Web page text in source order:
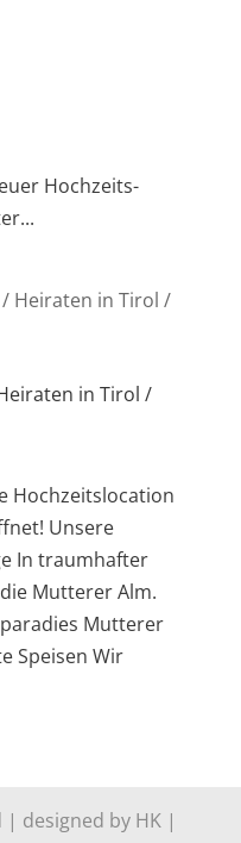
Hochzeits-
in Tirol /
Hochzeitslocation
Unsere
In traumhafter
Mutterer Alm.
Mutterer
Speisen Wir
designed by HK |